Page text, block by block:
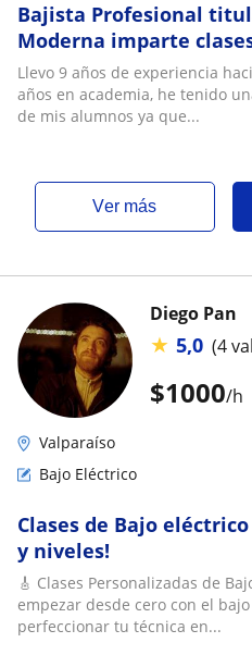
Bajista Profesional
Moderna imparte
nivel medio y
Llevo 9 años de experiencia
años en academia, he tenido
de mis alumnos ya que...
ver más
$1000/h
Diego Pan
★ 5,0 (4
Valparaíso
Bajo Eléctrico
Clases de Bajo
y niveles!
🎸 Clases Personalizadas de
empezar desde cero con el
perfeccionar tu técnica en...